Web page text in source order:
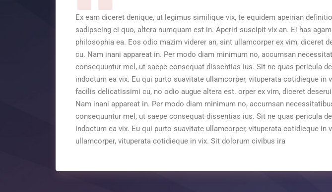
Ex eam diceret denique, ut legimus similique vix, te equidem apeirian
sadipscing ei quo, altera numquam est in. Aperiri suscipit vix an. Ei has
philosophia ea. Eos odio mazim viderer an, sint ullamcorper ex vim, diceret
cu. Nam inani appareat in. Per modo diam minimum no, accumsan
consequuntur mel, ut saepe consequat dissentias ius. Sit ne quas pericula
indoctum ea vix. Eu qui purto suavitate ullamcorper, vituperata cotidieque
facilis delicatissimi cu, no odio augue altera est. orper ex vim, diceret
Nam inani appareat in. Per modo diam minimum no, accumsan
consequuntur mel, ut saepe consequat dissentias ius. Sit ne quas pericula
indoctum ea vix. Eu qui purto suavitate ullamcorper, vituperata cotidieque
ullamcorper, vituperata cotidieque in vix. Sit dolorum civibus ira